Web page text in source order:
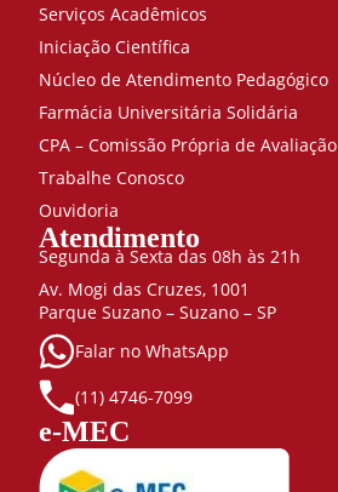
Serviços Acadêmicos
Iniciação Científica
Núcleo de Atendimento Pedagógico
Farmácia Universitária Solidária
CPA – Comissão Própria de Avaliação
Trabalhe Conosco
Ouvidoria
Atendimento
Segunda à Sexta das 08h às 21h
Av. Mogi das Cruzes, 1001
Parque Suzano – Suzano – SP
Falar no WhatsApp
(11) 4746-7099
e-MEC